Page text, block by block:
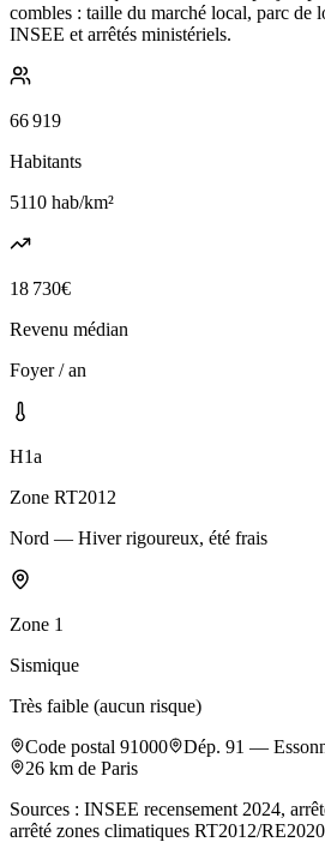
combles : taille du marché local, parc de
INSEE et arrêtés ministériels.
66 919
Habitants
5110 hab/km²
18 730€
Revenu médian
Foyer / an
H1a
Zone RT2012
Nord — Hiver rigoureux, été frais
Zone 1
Sismique
Très faible (aucun risque)
Code postal 91000 Dép. 91 —
26 km de Paris
Sources : INSEE recensement 2024,
arrêté zones climatiques RT2012/